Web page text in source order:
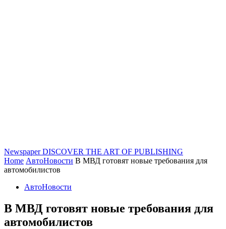
Newspaper DISCOVER THE ART OF PUBLISHING
Home АвтоНовости В МВД готовят новые требования для
автомобилистов
АвтоНовости
В МВД готовят новые требования для
автомобилистов